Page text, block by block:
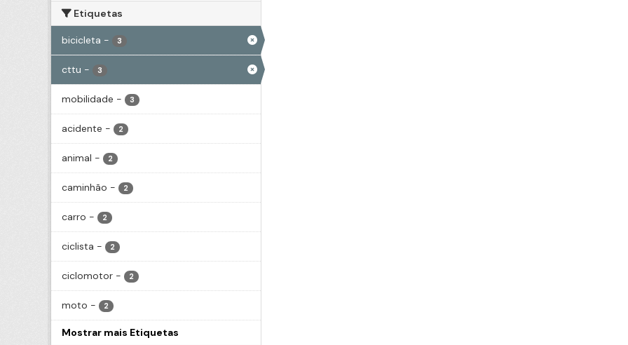
Etiquetas
bicicleta - 3
cttu - 3
mobilidade - 3
acidente - 2
animal - 2
caminhão - 2
carro - 2
ciclista - 2
ciclomotor - 2
moto - 2
Mostrar mais Etiquetas